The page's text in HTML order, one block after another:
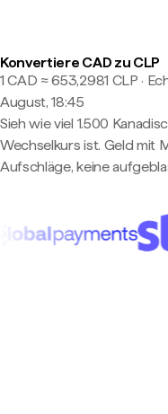
Konvertiere CAD zu CLP
1 CAD ≈ 653,2981 CLP ·
August, 18:45
Sieh wie viel 1.500
Wechselkurs ist. Geld mit
Aufschläge, keine